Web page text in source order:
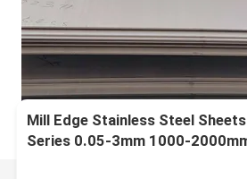
Mill Edge Stainless Steel
Series 0.05-3mm 1000-